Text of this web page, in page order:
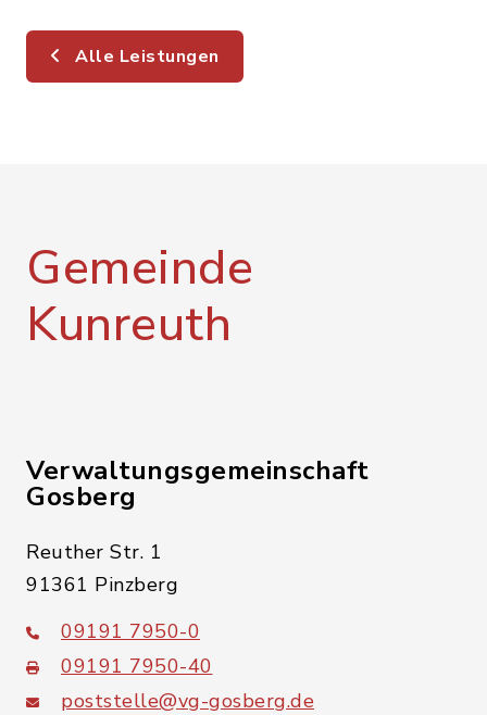
Alle Leistungen
Gemeinde
Kunreuth
Verwaltungsgemeinschaft
Gosberg
Reuther Str. 1
91361 Pinzberg
09191 7950-0
09191 7950-40
poststelle@vg-gosberg.de